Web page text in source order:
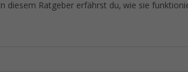
diesem Ratgeber erfährst du, wie sie